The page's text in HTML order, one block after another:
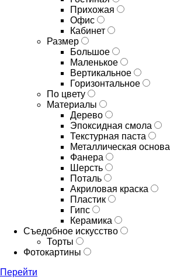
Прихожая
Офис
Кабинет
Размер
Большое
Маленькое
Вертикальное
Горизонтальное
По цвету
Материалы
Дерево
Эпоксидная смола
Текстурная паста
Металлическая основа
Фанера
Шерсть
Поталь
Акриловая краска
Пластик
Гипс
Керамика
Съедобное искусство
Торты
Фотокартины
Перейти